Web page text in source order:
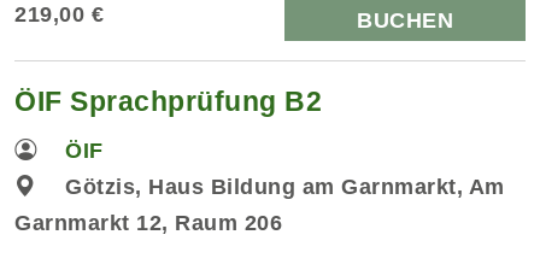
219,00 € BUCHEN
ÖIF Sprachprüfung B2
ÖIF
Götzis, Haus Bildung am Garnmarkt, Am
Garnmarkt 12, Raum 206